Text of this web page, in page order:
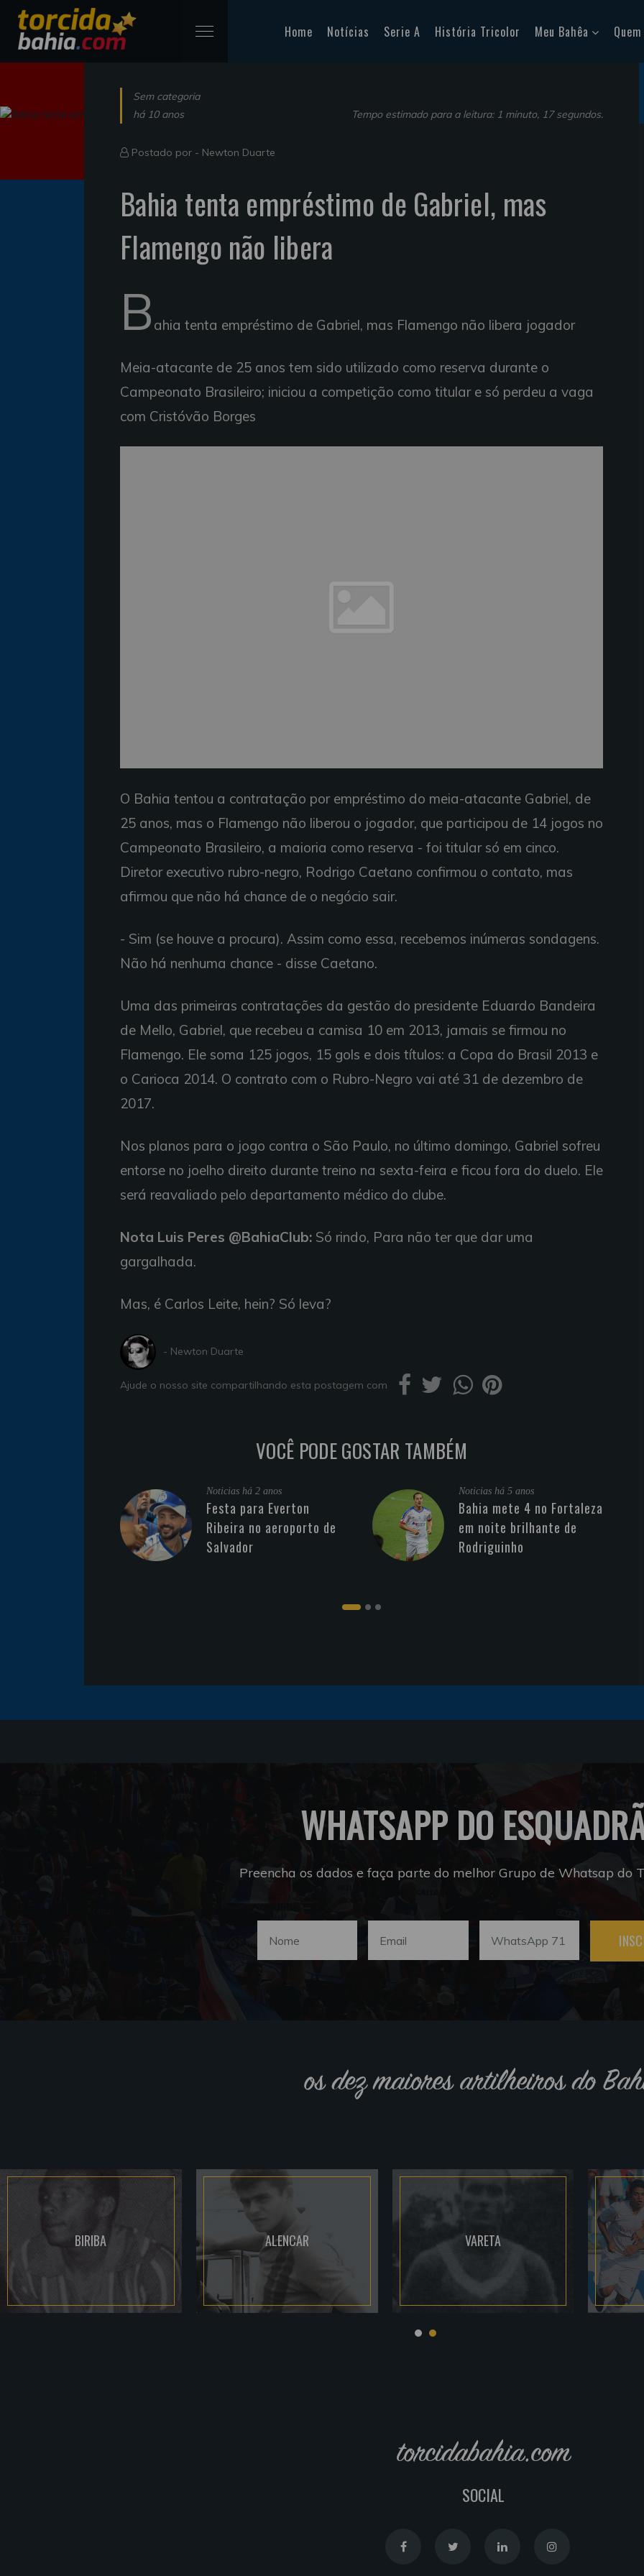
Home Notícias Serie A História Tricolor Meu Bahêa
Sem categoria
há 10 anos
Tempo estimado para a leitura: 1 minuto, 17 segundos.
Postado por - Newton Duarte
Bahia tenta empréstimo de Gabriel, mas
Flamengo não libera
B ahia tenta empréstimo de Gabriel, mas Flamengo não libera jogador
Meia-atacante de 25 anos tem sido utilizado como reserva durante o
Campeonato Brasileiro; iniciou a competição como titular e só perdeu a vaga
com Cristóvão Borges
O Bahia tentou a contratação por empréstimo do meia-atacante Gabriel, de
25 anos, mas o Flamengo não liberou o jogador, que participou de 14 jogos no
Campeonato Brasileiro, a maioria como reserva - foi titular só em cinco.
Diretor executivo rubro-negro, Rodrigo Caetano confirmou o contato, mas
afirmou que não há chance de o negócio sair.
- Sim (se houve a procura). Assim como essa, recebemos inúmeras sondagens.
Não há nenhuma chance - disse Caetano.
Uma das primeiras contratações da gestão do presidente Eduardo Bandeira
de Mello, Gabriel, que recebeu a camisa 10 em 2013, jamais se firmou no
Flamengo. Ele soma 125 jogos, 15 gols e dois títulos: a Copa do Brasil 2013 e
o Carioca 2014. O contrato com o Rubro-Negro vai até 31 de dezembro de
2017.
Nos planos para o jogo contra o São Paulo, no último domingo, Gabriel sofreu
entorse no joelho direito durante treino na sexta-feira e ficou fora do duelo. Ele
será reavaliado pelo departamento médico do clube.
Nota Luis Peres @BahiaClub: Só rindo, Para não ter que dar uma
gargalhada.
Mas, é Carlos Leite, hein? Só leva?
- Newton Duarte
Ajude o nosso site compartilhando esta postagem com
VOCÊ PODE GOSTAR TAMBÉM
Noticias há 2 anos
Festa para Everton
Ribeira no aeroporto de
Salvador
Noticias há 5 anos
Bahia mete 4 no Fortaleza
em noite brilhante de
Rodriguinho
WHATSAPP DO
Preencha os dados e faça parte do melhor Grupo de Whatsap do
os dez maiores artilheiros do
BIRIBA ALENCAR VARETA
torcidabahia.com
SOCIAL